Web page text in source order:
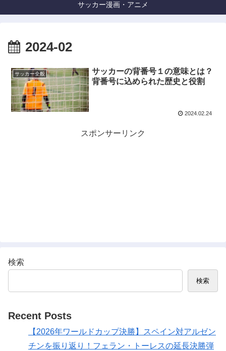
サッカー漫画・アニメ
2024-02
サッカー全般
サッカーの背番号１の意味とは？
背番号に込められた歴史と役割
2024.02.24
スポンサーリンク
検索
検索
Recent Posts
【2026年ワールドカップ決勝】スペイン対アルゼン
チンを振り返り！フェラン・トーレスの延長決勝弾